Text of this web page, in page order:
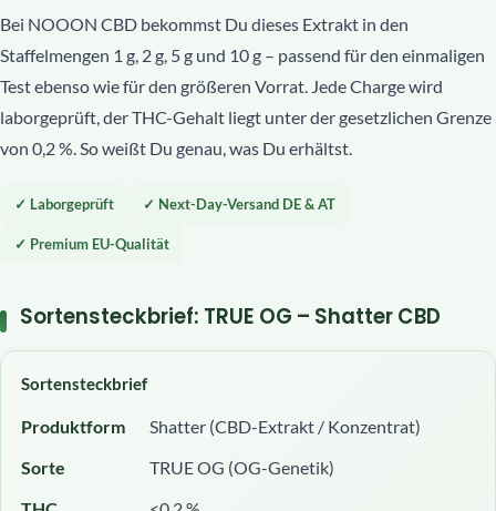
Bei NOOON CBD bekommst Du dieses Extrakt in den
Staffelmengen 1 g, 2 g, 5 g und 10 g – passend für den einmaligen
Test ebenso wie für den größeren Vorrat. Jede Charge wird
laborgeprüft, der THC-Gehalt liegt unter der gesetzlichen Grenze
von 0,2 %. So weißt Du genau, was Du erhältst.
✓ Laborgeprüft ✓ Next-Day-Versand DE & AT
✓ Premium EU-Qualität
Sortensteckbrief: TRUE OG – Shatter CBD
Sortensteckbrief
Produktform
Shatter (CBD-Extrakt / Konzentrat)
Sorte
TRUE OG (OG-Genetik)